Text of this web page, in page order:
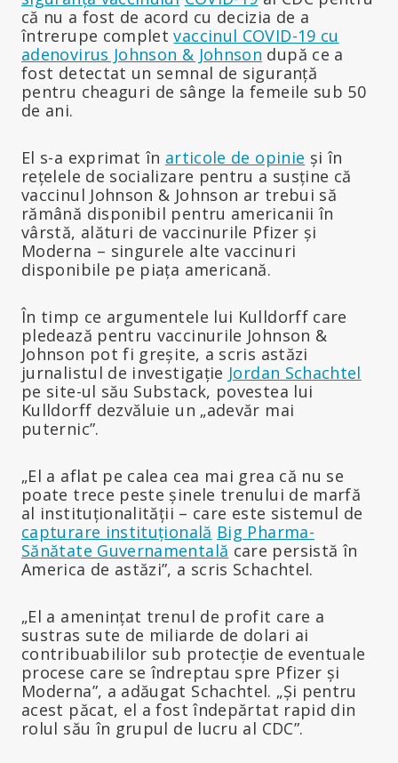
că nu a fost de acord cu decizia de a
întrerupe completvaccinul COVID-19 cu
adenovirus Johnson & Johnson după ce a
fost detectat un semnal de siguranță
pentru cheaguri de sânge la femeile sub 50
de ani.
El s-a exprimat în articole de opinie și în
rețelele de socializare pentru a susține că
vaccinul Johnson & Johnson ar trebui să
rămână disponibil pentru americanii în
vârstă, alături de vaccinurile Pfizer și
Moderna – singurele alte vaccinuri
disponibile pe piața americană.
În timp ce argumentele lui Kulldorff care
pledează pentru vaccinurile Johnson &
Johnson pot fi greșite, a scris astăzi
jurnalistul de investigație Jordan Schachtel
pe site-ul său Substack, povestea lui
Kulldorff dezvăluie un „adevăr mai
puternic”.
„El a aflat pe calea cea mai grea că nu se
poate trece peste șinele trenului de marfă
al instituționalității – care este sistemul de
capturare instituțională Big Pharma-
Sănătate Guvernamentală care persistă în
America de astăzi”, a scris Schachtel.
„El a amenințat trenul de profit care a
sustras sute de miliarde de dolari ai
contribuabililor sub protecție de eventuale
procese care se îndreptau spre Pfizer și
Moderna”, a adăugat Schachtel. „Și pentru
acest păcat, el a fost îndepărtat rapid din
rolul său în grupul de lucru al CDC”.